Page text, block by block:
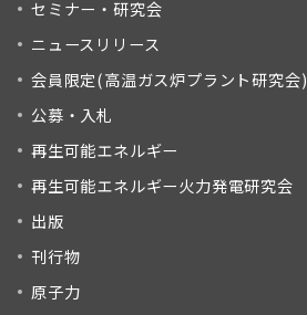
セミナー・研究会
ニュースリリース
会員限定(高温ガス炉プラント研究会)
公募・入札
再生可能エネルギー
再生可能エネルギー火力発電研究会
出版
刊行物
原子力